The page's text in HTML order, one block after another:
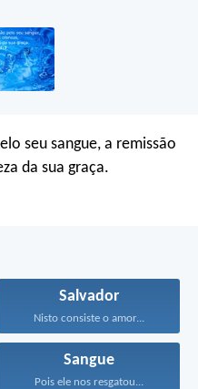
seu sangue, a remissão
da sua graça.
Salvador
Nisto consiste o amor...
Sangue
Pois ele nos resgatou...